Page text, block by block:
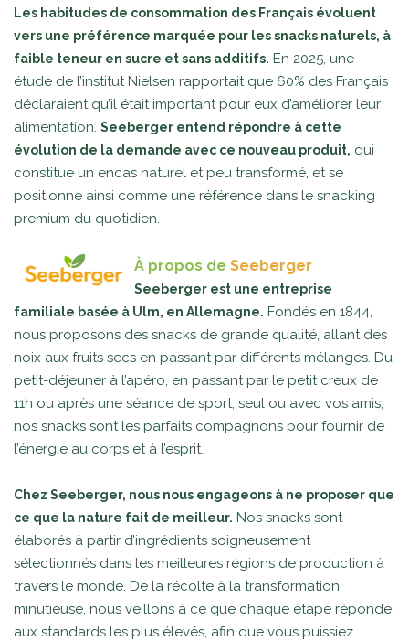
Les habitudes de consommation des Français évoluent
vers une préférence marquée pour les snacks naturels, à
faible teneur en sucre et sans additifs. En 2025, une
étude de l’institut Nielsen rapportait que 60% des Français
déclaraient qu’il était important pour eux d’améliorer leur
alimentation. Seeberger entend répondre à cette
évolution de la demande avec ce nouveau produit, qui
constitue un encas naturel et peu transformé, et se
positionne ainsi comme une référence dans le snacking
premium du quotidien.
À propos de Seeberger
Seeberger est une entreprise
familiale basée à Ulm, en Allemagne. Fondés en 1844,
nous proposons des snacks de grande qualité, allant des
noix aux fruits secs en passant par différents mélanges. Du
petit-déjeuner à l’apéro, en passant par le petit creux de
11h ou après une séance de sport, seul ou avec vos amis,
nos snacks sont les parfaits compagnons pour fournir de
l’énergie au corps et à l’esprit.
Chez Seeberger, nous nous engageons à ne proposer que
ce que la nature fait de meilleur. Nos snacks sont
élaborés à partir d’ingrédients soigneusement
sélectionnés dans les meilleures régions de production à
travers le monde. De la récolte à la transformation
minutieuse, nous veillons à ce que chaque étape réponde
aux standards les plus élevés, afin que vous puissiez